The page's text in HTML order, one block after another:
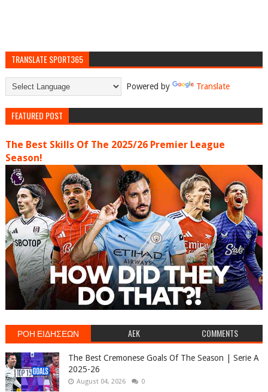
TRANSLATE SPORT365
Powered by Translate
FEATURED POST
The Best Skills Of The 2025/26 Premier League
Season!
ΡΟΗ ΕΙΔΗΣΕΩΝ AEK COMMENTS
The Best Cremonese Goals Of The Season | Serie A
2025-26
August 04, 2026 0